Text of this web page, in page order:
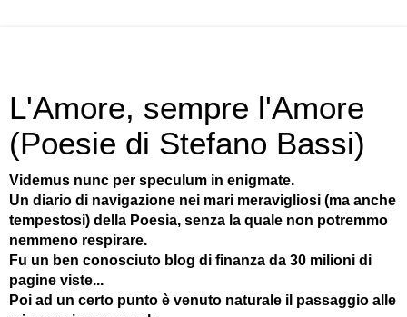
L'Amore, sempre l'Amore
(Poesie di Stefano Bassi)
Videmus nunc per speculum in enigmate.
Un diario di navigazione nei mari meravigliosi (ma anche
tempestosi) della Poesia, senza la quale non potremmo
nemmeno respirare.
Fu un ben conosciuto blog di finanza da 30 milioni di
pagine viste...
Poi ad un certo punto è venuto naturale il passaggio alle